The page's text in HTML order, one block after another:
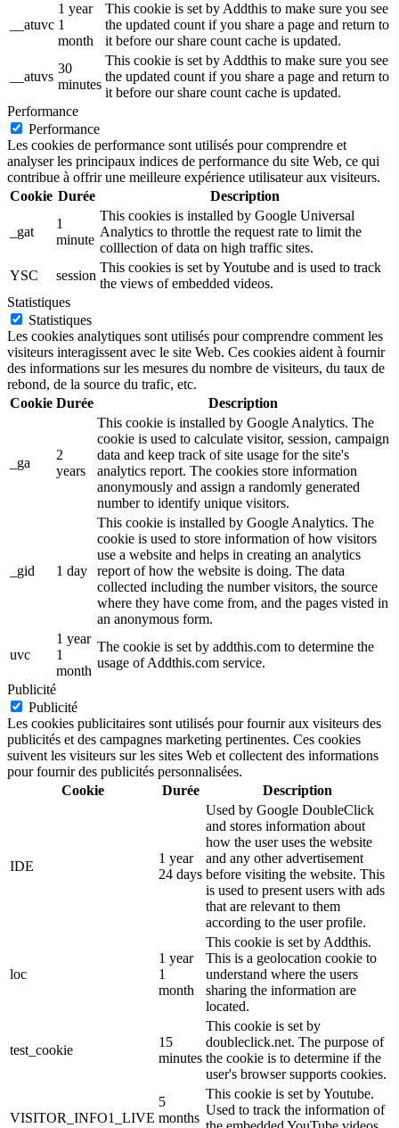
__atuvc
1 year
1
month
This cookie is set by Addthis to make sure you see
the updated count if you share a page and return to
it before our share count cache is updated.
__atuvs
30
minutes
This cookie is set by Addthis to make sure you see
the updated count if you share a page and return to
it before our share count cache is updated.
Performance
Performance
Les cookies de performance sont utilisés pour comprendre et
analyser les principaux indices de performance du site Web, ce qui
contribue à offrir une meilleure expérience utilisateur aux visiteurs.
Cookie Durée Description
_gat
1
minute
This cookies is installed by Google Universal
Analytics to throttle the request rate to limit the
colllection of data on high traffic sites.
YSC
session
This cookies is set by Youtube and is used to track
the views of embedded videos.
Statistiques
Statistiques
Les cookies analytiques sont utilisés pour comprendre comment les
visiteurs interagissent avec le site Web. Ces cookies aident à fournir
des informations sur les mesures du nombre de visiteurs, du taux de
rebond, de la source du trafic, etc.
Cookie Durée Description
_ga
2
years
This cookie is installed by Google Analytics. The
cookie is used to calculate visitor, session, campaign
data and keep track of site usage for the site's
analytics report. The cookies store information
anonymously and assign a randomly generated
number to identify unique visitors.
_gid 1 day
This cookie is installed by Google Analytics. The
cookie is used to store information of how visitors
use a website and helps in creating an analytics
report of how the website is doing. The data
collected including the number visitors, the source
where they have come from, and the pages visted in
an anonymous form.
uvc
1 year
1
month
The cookie is set by addthis.com to determine the
usage of Addthis.com service.
Publicité
Publicité
Les cookies publicitaires sont utilisés pour fournir aux visiteurs des
publicités et des campagnes marketing pertinentes. Ces cookies
suivent les visiteurs sur les sites Web et collectent des informations
pour fournir des publicités personnalisées.
Cookie
Durée Description
IDE
1 year
24 days
Used by Google DoubleClick
and stores information about
how the user uses the website
and any other advertisement
before visiting the website. This
is used to present users with ads
that are relevant to them
according to the user profile.
loc
1 year
1
month
This cookie is set by Addthis.
This is a geolocation cookie to
understand where the users
sharing the information are
located.
test_cookie
15
minutes
This cookie is set by
doubleclick.net. The purpose of
the cookie is to determine if the
user's browser supports cookies.
VISITOR_INFO1_LIVE
5
months
This cookie is set by Youtube.
Used to track the information of